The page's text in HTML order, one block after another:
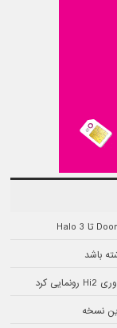
باشد
نسخه